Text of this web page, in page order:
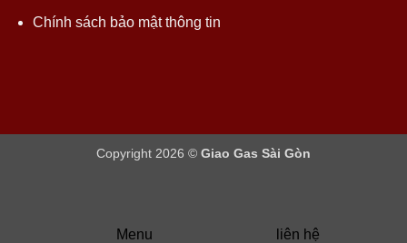
Chính sách bảo mật thông tin
Copyright 2026 © Giao Gas Sài Gòn
Menu liên hệ